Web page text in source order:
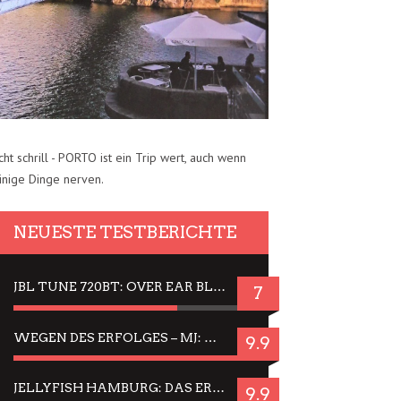
schrill - PORTO ist ein Trip wert, auch wenn
Dinge nerven.
NEUESTE TESTBERICHTE
JBL TUNE 720BT: OVER EAR BLUETOOTH KOPFHÖRER UM DIE 50,-€ IM DAUER-TEST 7
WEGEN DES ERFOLGES – MJ: MICHAEL JACKSON MUSICAL IN EINER MATINEE SEHEN 9.9
JELLYFISH HAMBURG: DAS ERFOLGREICHE SOMMER-MENÜ 2025 IN GEFÜHLEN UND BILDERN 9.9